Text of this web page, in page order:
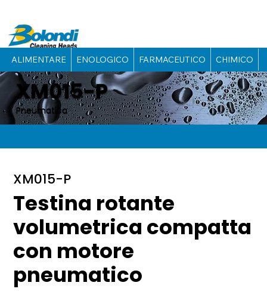
ALIMENTARE ENOLOGICO FARMACEUTICO CHIMICO
XM015-P
Pneumatica
XM015-P
Testina rotante
volumetrica compatta
con motore
pneumatico